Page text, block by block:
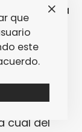
hacer dicha
y
todavía
Madrid o
fin de
cuál del
que
este